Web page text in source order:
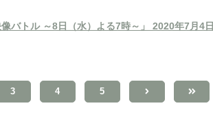
バトル ～8日（水）よる7時～」 2020年7月4日
3 4 5